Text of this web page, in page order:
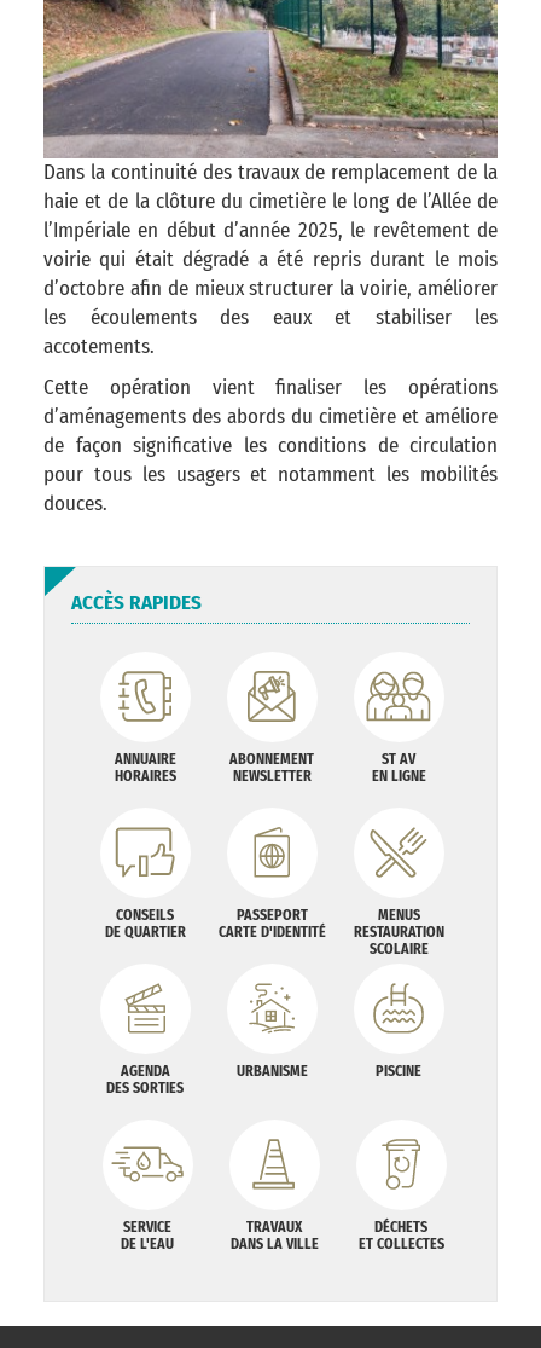
Dans la continuité des travaux de remplacement de la
haie et de la clôture du cimetière le long de l’Allée de
l’Impériale en début d’année 2025, le revêtement de
voirie qui était dégradé a été repris durant le mois
d’octobre afin de mieux structurer la voirie, améliorer
les écoulements des eaux et stabiliser les
accotements.
Cette opération vient finaliser les opérations
d’aménagements des abords du cimetière et améliore
de façon significative les conditions de circulation
pour tous les usagers et notamment les mobilités
douces.
ACCÈS RAPIDES
ANNUAIRE
HORAIRES
ABONNEMENT
NEWSLETTER
ST AV
EN LIGNE
CONSEILS
DE QUARTIER
PASSEPORT
CARTE D'IDENTITÉ
MENUS
RESTAURATION
SCOLAIRE
AGENDA
DES SORTIES
URBANISME PISCINE
SERVICE
DE L'EAU
TRAVAUX
DANS LA VILLE
DÉCHETS
ET COLLECTES